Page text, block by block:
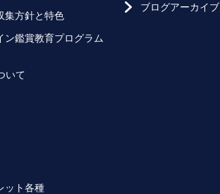
集方針と特色
ン鑑賞教育プログラム
いて
ット各種
ブログアーカイブ